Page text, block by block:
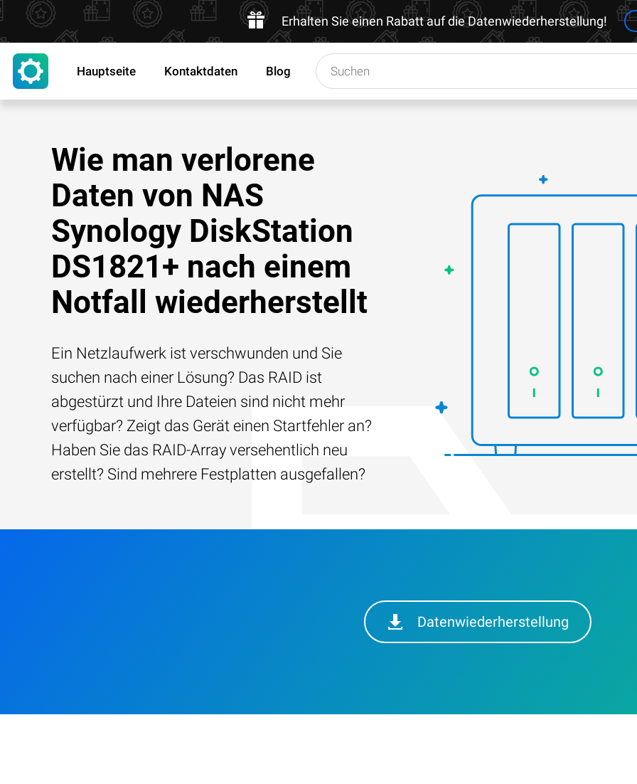
Erhalten Sie einen Rabatt auf die Datenwiederherstellung!
Hauptseite Kontaktdaten Blog
Wie man verlorene
Daten von NAS
Synology DiskStation
DS1821+ nach einem
Notfall wiederherstellt
Ein Netzlaufwerk ist verschwunden und Sie
suchen nach einer Lösung? Das RAID ist
abgestürzt und Ihre Dateien sind nicht mehr
verfügbar? Zeigt das Gerät einen Startfehler an?
Haben Sie das RAID-Array versehentlich neu
erstellt? Sind mehrere Festplatten ausgefallen?
Datenwiederherstellung